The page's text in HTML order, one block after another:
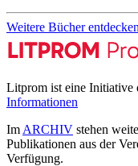
Weitere Bücher entdecken
Litprom ist eine Initiative
Informationen
Im ARCHIV stehen
Publikationen aus der
Verfügung.